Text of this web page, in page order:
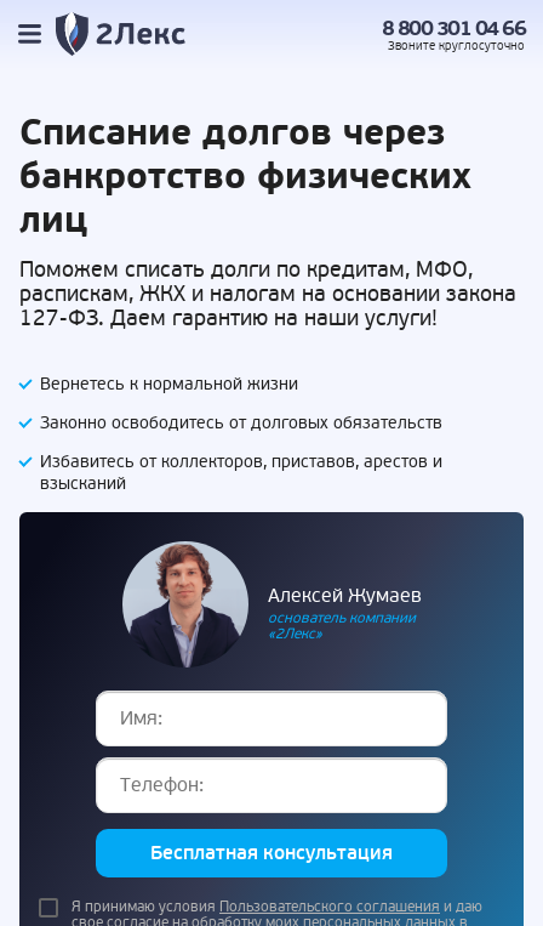
8 800 301 04 66
Звоните круглосуточно
Списание долгов через
банкротство физических
лиц
Поможем списать долги по кредитам, МФО,
распискам, ЖКХ и налогам на основании закона
127-ФЗ. Даем гарантию на наши услуги!
Вернетесь к нормальной жизни
Законно освободитесь от долговых обязательств
Избавитесь от коллекторов, приставов, арестов и
взысканий
Алексей Жумаев
основатель компании
«2Лекс»
Бесплатная консультация
Я принимаю условия Пользовательского соглашения и даю